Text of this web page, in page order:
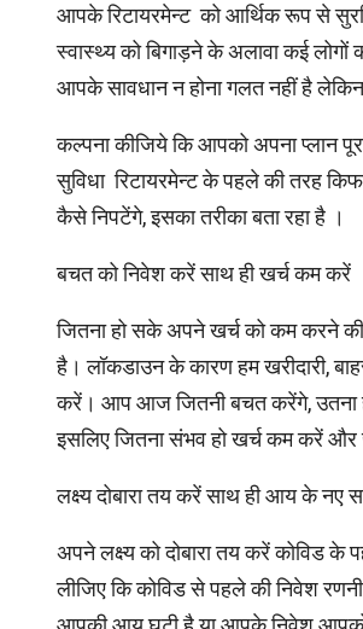
आपके रिटायरमेन्ट को आर्थिक रूप से
स्वास्थ्य को बिगाड़ने के अलावा कई
आपके सावधान न होना गलत नहीं है
कल्पना कीजिये कि आपको अपना प्लान
सुविधा रिटायरमेन्ट के पहले की तरह
कैसे निपटेंगे, इसका तरीका बता रहा है ।
बचत को निवेश करें साथ ही खर्च कम करें
जितना हो सके अपने खर्च को कम करने
है। लॉकडाउन के कारण हम खरीदारी,
करें। आप आज जितनी बचत करेंगे, उतना
इसलिए जितना संभव हो खर्च कम करें और
लक्ष्य दोबारा तय करें साथ ही आय के नए
अपने लक्ष्‍य को दोबारा तय करें कोविड
लीजिए कि कोविड से पहले की निवेश